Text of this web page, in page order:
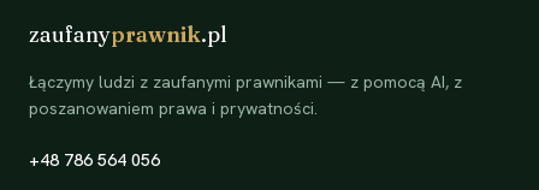
zaufanyprawnik.pl
Łączymy ludzi z zaufanymi prawnikami — z pomocą AI, z
poszanowaniem prawa i prywatności.
+48 786 564 056